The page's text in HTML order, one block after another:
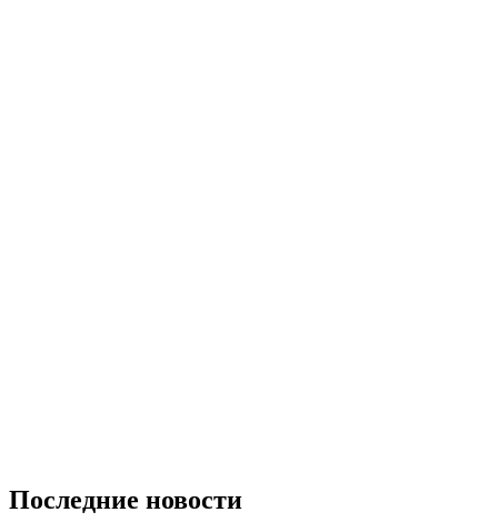
Последние новости